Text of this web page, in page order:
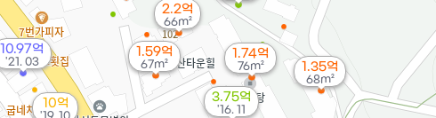
2.2억
66m²
1.74억
76m²
10.97억
'21. 03
1.59억
67m²
10억
'19. 10
1.35억
68m²
3.75억
'16. 11